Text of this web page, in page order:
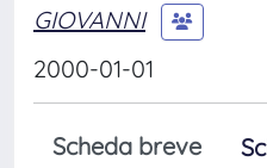
GIOVANNI
2000-01-01
Scheda breve